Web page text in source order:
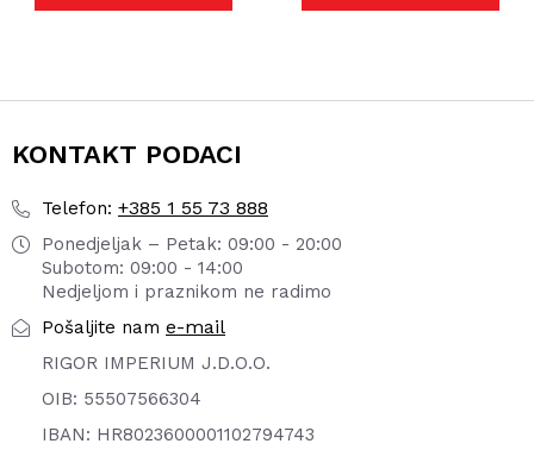
KONTAKT PODACI
Telefon: +385 1 55 73 888
Ponedjeljak – Petak: 09:00 - 20:00
Subotom: 09:00 - 14:00
Nedjeljom i praznikom ne radimo
Pošaljite nam e-mail
RIGOR IMPERIUM J.D.O.O.
OIB: 55507566304
IBAN: HR8023600001102794743